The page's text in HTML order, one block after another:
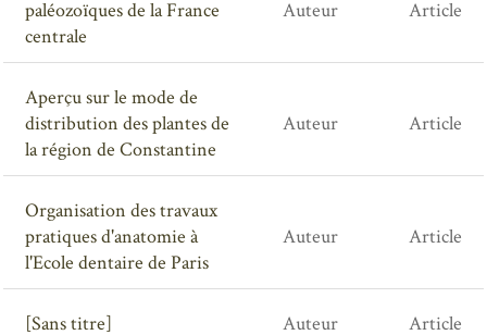
paléozoïques de la France
centrale
Auteur Article
Aperçu sur le mode de
distribution des plantes de
la région de Constantine
Auteur Article
Organisation des travaux
pratiques d'anatomie à
l'Ecole dentaire de Paris
Auteur Article
[Sans titre] Auteur Article